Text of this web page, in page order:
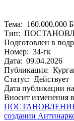
Тема: 160.000.000
Тип:
Подготовлен в
Номер: 34-гк
Дата: 09.04.2026
Публикация:
Статус: Действует
Дата публикации
Вносит изменения
ПОСТАНОВЛЕНИЕ
создании